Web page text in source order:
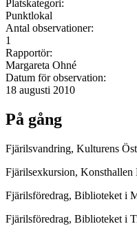
Platskategori:
Punktlokal
Antal observationer:
1
Rapportör:
Margareta Ohné
Datum för observation:
18 augusti 2010
På gång
Fjärilsvandring, Kulturens
Fjärilsexkursion,
Fjärilsföredrag, Biblioteket i
Fjärilsföredrag, Biblioteket i